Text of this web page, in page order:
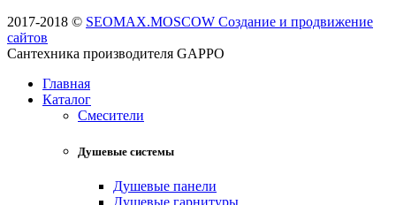
2017-2018 © SEOMAX.MOSCOW Создание и продвижение
сайтов
Сантехника производителя GAPPO
Главная
Каталог
Смесители
Душевые системы
Душевые панели